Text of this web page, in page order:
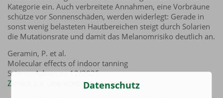
Kategorie ein. Auch verbreitete Annahmen, eine Vorbräune
schütze vor Sonnenschäden, werden widerlegt: Gerade in
sonst wenig belasteten Hautbereichen steigt durch Solarien
die Mutationsrate und damit das Melanomrisiko deutlich an.
Geramin, P. et al.
Molecular effects of indoor tanning
Science Advances 12/2025
Zurück zur Übersicht
Datenschutz